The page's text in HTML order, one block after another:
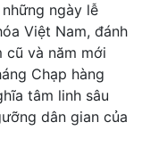
ngày lễ
Việt Nam, đánh
cũ và năm mới
Chạp hàng
tâm linh sâu
dân gian của